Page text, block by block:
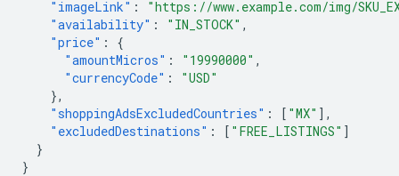
"imageLink" :
"https://www.example.com/img/
"availability" : "IN_STOCK" ,
"price" :
{
"amountMicros" : "19990000" ,
"currencyCode" :
"USD"
},
"shoppingAdsExcludedCountries" : [ "MX" ],
"excludedDestinations" : [ "FREE_LISTINGS" ]
}
}